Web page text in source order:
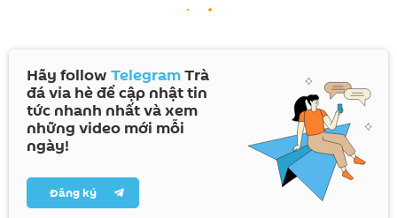
Hãy follow TelegramTrà
đá vỉa hè để cập nhật tin
tức nhanh nhất và xem
những video mới mỗi
ngày!
Đăng ký